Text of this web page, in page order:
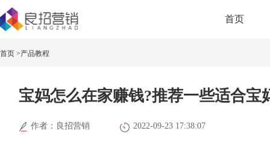
首页
首页 >产品教程
宝妈怎么在家赚钱?推荐一些适合
作者：良招营销 2022-09-23 17:38:07